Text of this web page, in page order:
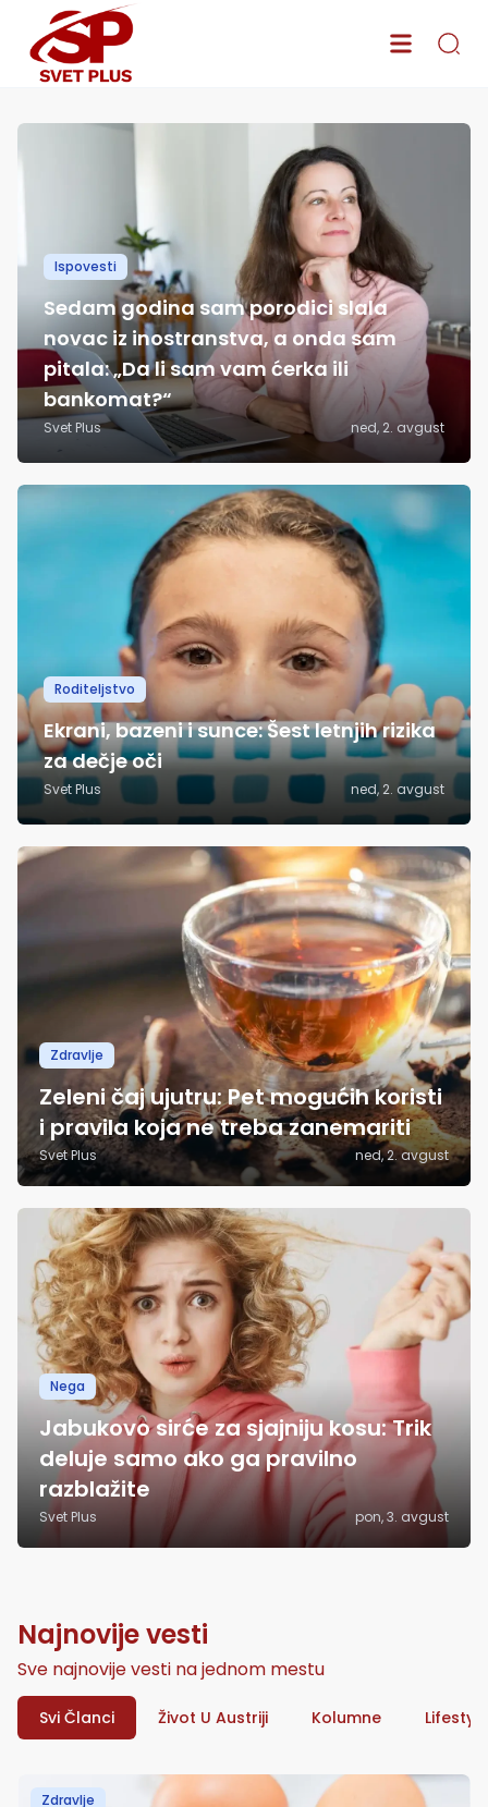
Svet Plus – Najnovije vesti o poznatima, serijama, modi i lifestyle
Ispovesti
Sedam godina sam porodici slala
novac iz inostranstva, a onda sam
pitala: „Da li sam vam ćerka ili
bankomat?“
Svet Plus ned, 2. avgust
Roditeljstvo
Ekrani, bazeni i sunce: Šest letnjih rizika
za dečje oči
Svet Plus ned, 2. avgust
Zdravlje
Zeleni čaj ujutru: Pet mogućih koristi
i pravila koja ne treba zanemariti
Svet Plus ned, 2. avgust
Nega
Jabukovo sirće za sjajniju kosu: Trik
deluje samo ako ga pravilno
razblažite
Svet Plus pon, 3. avgust
Najnovije vesti
Sve najnovije vesti na jednom mestu
Svi Članci Život U Austriji Kolumne Lifestyle
Zdravlje